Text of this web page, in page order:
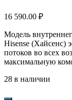
16 590.00 ₽
Модель
Hisense (Хайсенс)
потоков во всех
максимальную
28 в наличии